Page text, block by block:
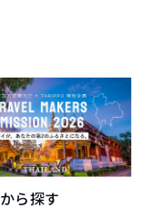
ら探す